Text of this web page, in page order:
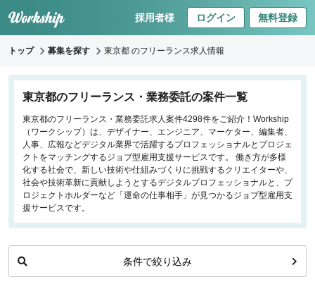
採用者様 ログイン 無料登録
トップ 募集を探す 東京都 のフリーランス求人情報
東京都のフリーランス・業務委託の案件一覧
東京都のフリーランス・業務委託求人案件4298件をご紹介！Workship
（ワークシップ）は、デザイナー、エンジニア、マーケター、編集者、
人事、広報などデジタル業界で活躍するプロフェッショナルとプロジェ
クトをマッチングするジョブ型雇用支援サービスです。 働き方が多様
化する社会で、新しい技術や仕組みづくりに挑戦するクリエイターや、
社会や技術革新に貢献しようとするデジタルプロフェッショナルと、プ
ロジェクトホルダーなど「運命の仕事相手」が見つかるジョブ型雇用支
援サービスです。
条件で絞り込み
キーワードで探す
職種
フロントエンドエンジニア
バックエンドエンジニア
インフラエンジニア
iOS/Androidアプリエンジニア
データサイエンティスト